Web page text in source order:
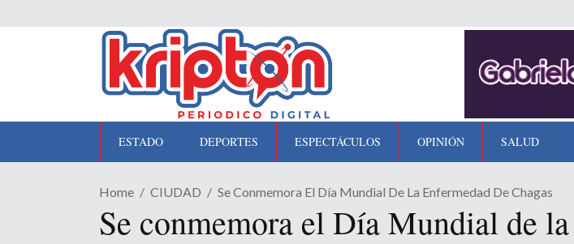
ESTADO DEPORTES ESPECTÁCULOS OPINIÓN SALUD
Home CIUDAD Se Conmemora El Día Mundial De La Enfermedad De Chagas
Se conmemora el Día Mundial de